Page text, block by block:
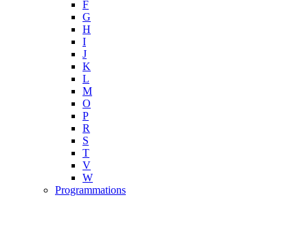
F
G
H
I
J
K
L
M
O
P
R
S
T
V
W
Programmations